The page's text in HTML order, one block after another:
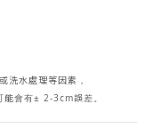
洗水處理等因素，
會有± 2-3cm誤差。